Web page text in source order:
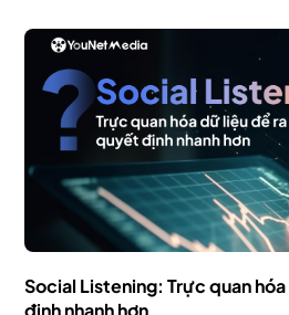
Social Listening: Trực quan
định nhanh hơn